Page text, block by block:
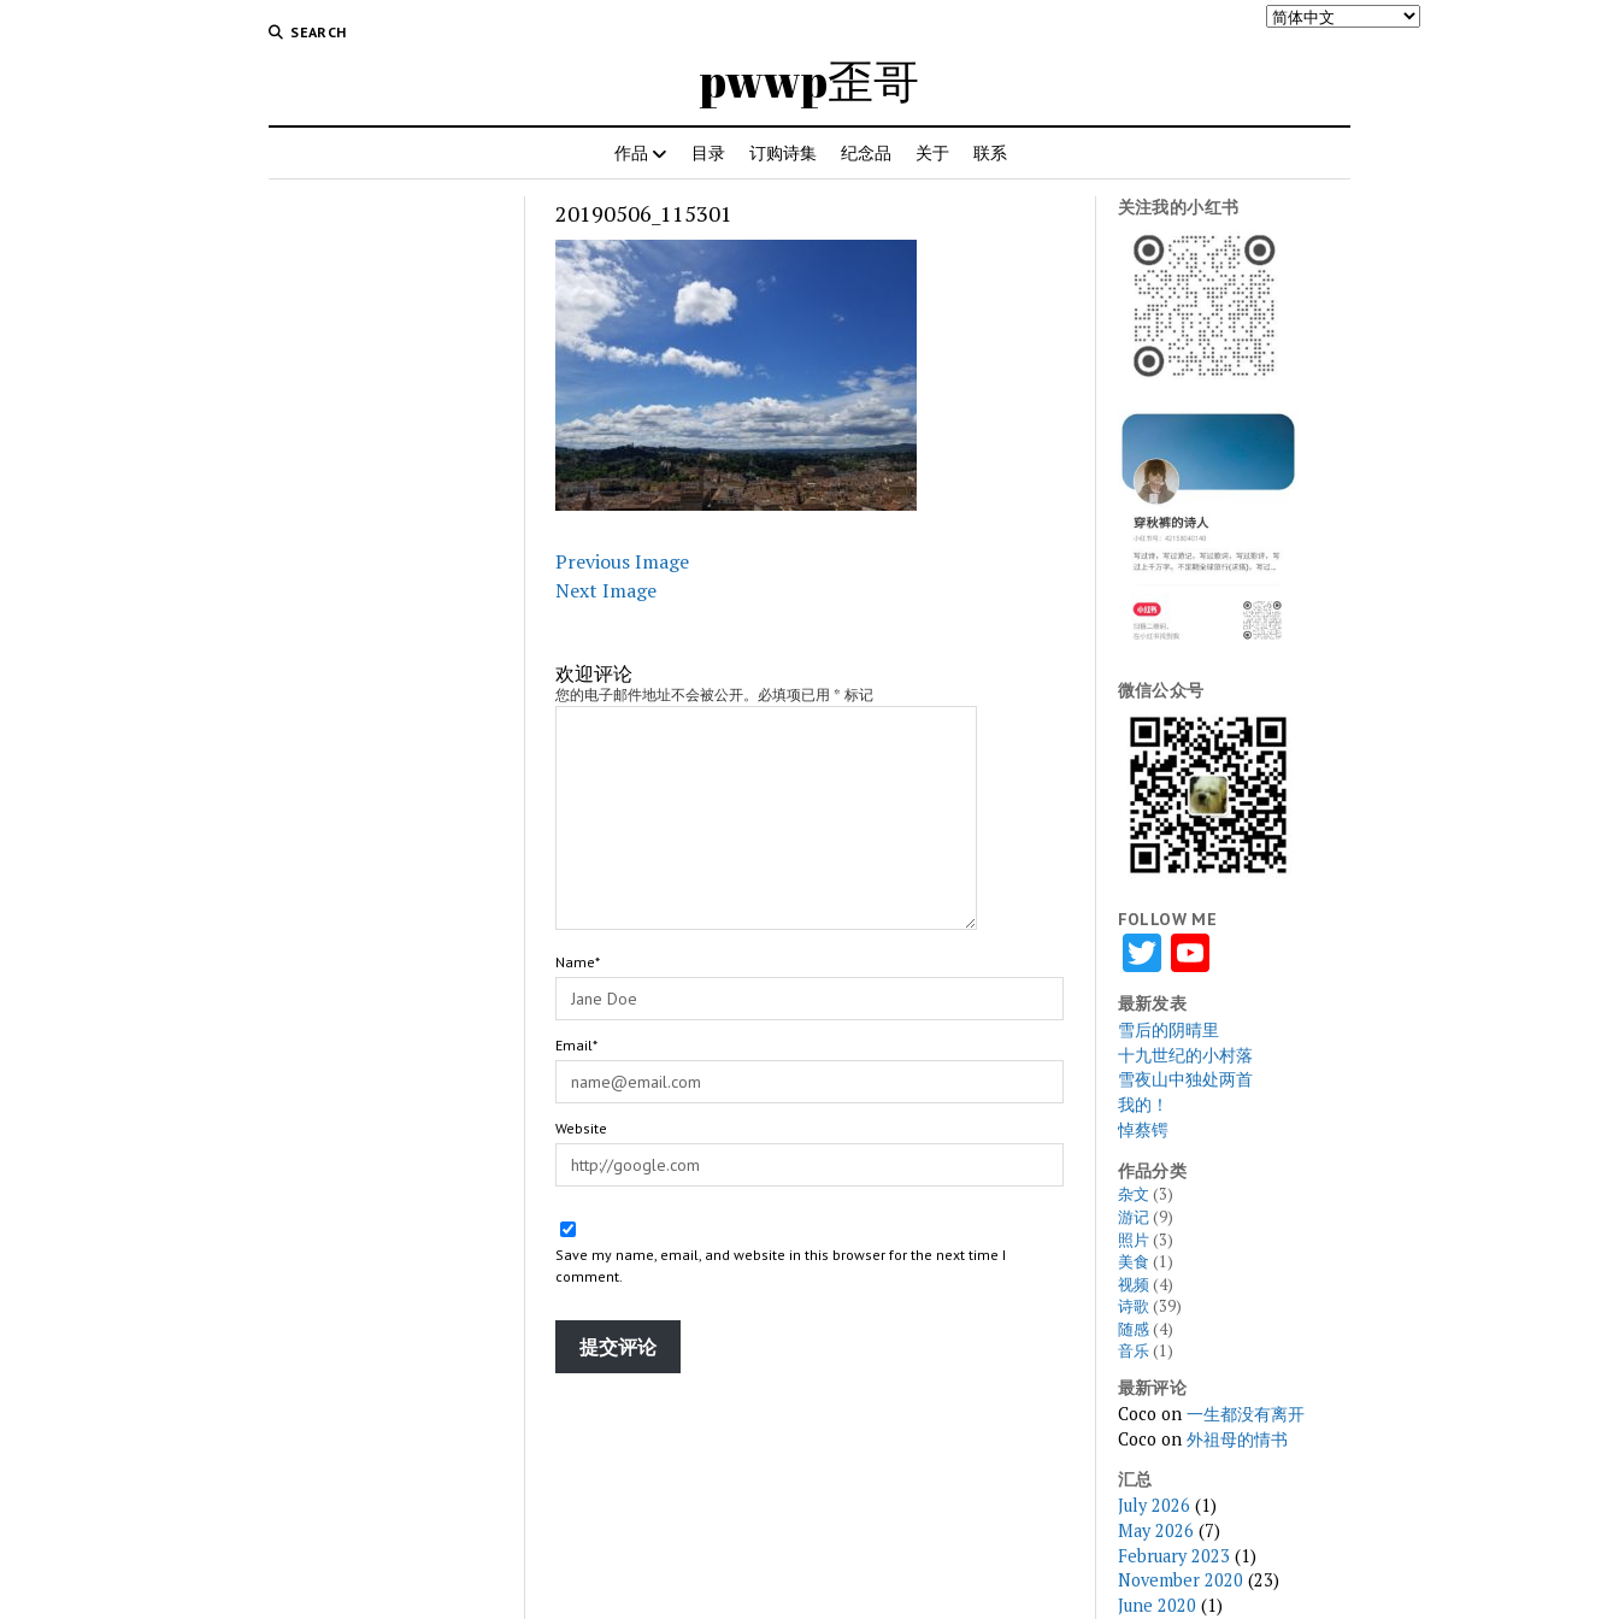
SEARCH
pwwp歪哥
作品 目录 订购诗集 纪念品 关于 联系
20190506_115301
Previous Image
Next Image
欢迎评论
您的电子邮件地址不会被公开。必填项已用 * 标记
Name*
Email*
Website
Save my name, email, and website in this browser for the next time I
comment.
关注我的小红书
微信公众号
FOLLOW ME
TwitterYouTube
最新发表
雪后的阴晴里
十九世纪的小村落
雪夜山中独处两首
我的！
悼蔡锷
作品分类
杂文 (3)
游记(9)
照片(3)
美食 (1)
视频(4)
诗歌 (39)
随感(4)
音乐(1)
最新评论
Coco on 一生都没有离开
Coco on 外祖母的情书
汇总
July 2026 (1)
May 2026 (7)
February 2023 (1)
November 2020 (23)
June 2020 (1)